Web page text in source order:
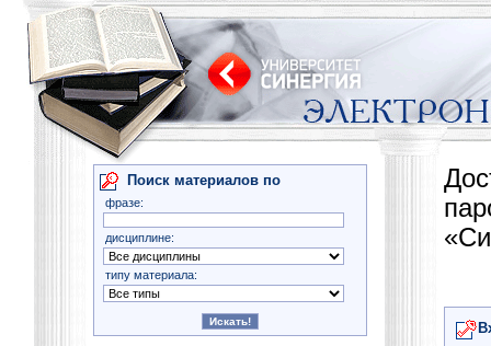
Поиск материалов по
фразе:
дисциплине:
типу материала: